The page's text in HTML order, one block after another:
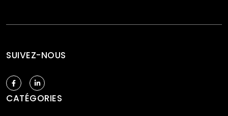
SUIVEZ-NOUS
CATÉGORIES